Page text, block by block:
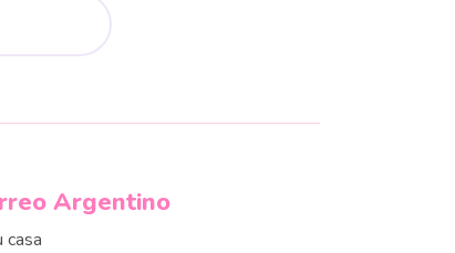
Argentino
casa